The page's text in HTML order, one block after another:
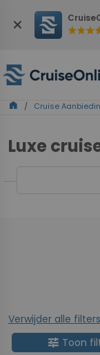
close starstarstar
home / Cruise
Luxe
Verwijder alle filters
tune Toon